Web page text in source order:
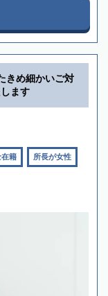
きめ細かいご対
ます
在籍 所長が女性